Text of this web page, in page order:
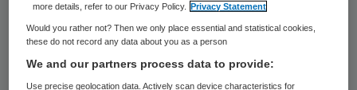
Koningsdag
Dat het aantal overledenen relatief laag is,
more details, refer to our Privacy Policy.
Privacy Statement
Would you rather not? Then we only place essential and statistical cookies,
these do not record any data about you as a person
We and our partners process data to provide:
Use precise geolocation data. Actively scan device characteristics for